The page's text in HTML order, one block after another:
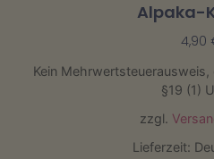
Alpaka-
4,90
Kein
§19 (1)
zzgl.
Lieferzeit: